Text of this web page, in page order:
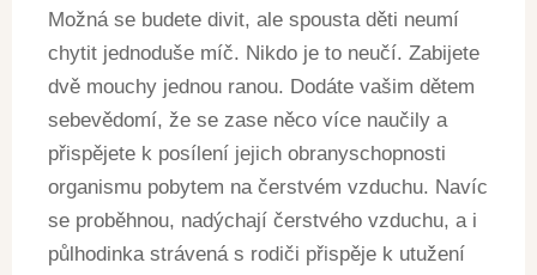
Možná se budete divit, ale spousta děti neumí
chytit jednoduše míč. Nikdo je to neučí. Zabijete
dvě mouchy jednou ranou. Dodáte vašim dětem
sebevědomí, že se zase něco více naučily a
přispějete k posílení jejich obranyschopnosti
organismu pobytem na čerstvém vzduchu. Navíc
se proběhnou, nadýchají čerstvého vzduchu, a i
půlhodinka strávená s rodiči přispěje k utužení